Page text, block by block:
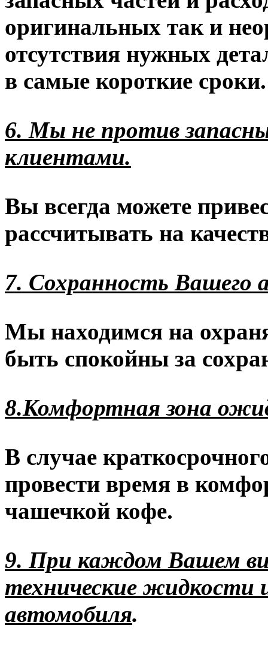
оригинальных так и
отсутствия нужных
в самые короткие сроки.
6. Мы не против
клиентами.
Вы всегда можете
рассчитывать на
7. Сохранность Вашего
Мы находимся на
быть спокойны за
8.Комфортная зона
В случае
провести время в
чашечкой кофе.
9. При каждом Вашем
технические жидкости
автомобиля.